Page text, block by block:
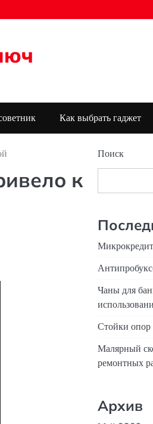
Как выбрать гаджет
к
Поиск
Чаны для
Стойки
Малярный
ремонтных
Архив